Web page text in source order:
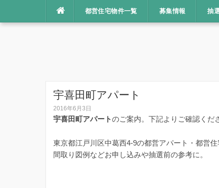
都営住宅物件一覧 募集情報 抽
宇喜田町アパート
2016年6月3日
宇喜田町アパートのご案内。下記よりご確認くだ
東京都江戸川区中葛西4-9の都営アパート・都営
間取り図例などお申し込みや抽選前の参考に。